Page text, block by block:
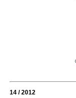
14 / 2012